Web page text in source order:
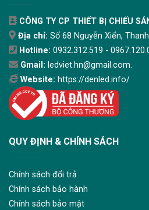
CÔNG TY CP THIẾT BỊ CHIẾU
Địa chỉ: Số 68 Nguyễn Xiển,
Hotline: 0932.312.519 -
Gmail: ledviet.hn@gmail.com.
Website: https://denled.info/
QUY ĐỊNH & CHÍNH SÁCH
Chính sách đổi trả
Chính sách bảo hành
Chính sách bảo mật